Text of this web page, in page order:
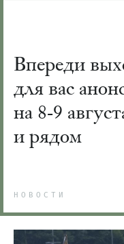
Впереди
для вас
на 8-9
и рядом
НОВОСТИ